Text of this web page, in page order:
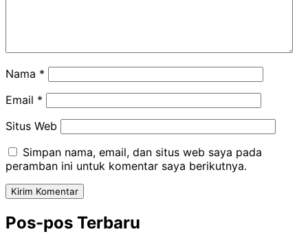
Nama *
Email *
Situs Web
Simpan nama, email, dan situs web saya pada
peramban ini untuk komentar saya berikutnya.
Pos-pos Terbaru